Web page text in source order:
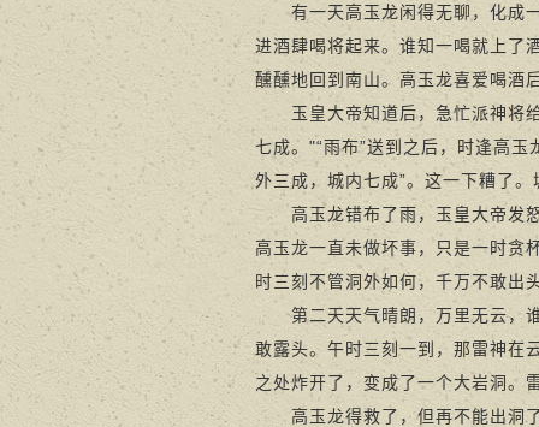
有一天高玉龙闲得无聊，化成一
进酒肆喝将起来。谁知一喝就上了
醺醺地回到南山。高玉龙喜爱喝酒
玉皇大帝知道后，急忙派神将给
七成。"“雨布”送到之后，时逢高
外三成，城内七成”。这一下糟了
高玉龙错布了雨，玉皇大帝发怒
高玉龙一直未做坏事，只是一时贪
时三刻不管洞外如何，千万不敢出
第二天天气晴朗，万里无云，谁
敢露头。午时三刻一到，那雷神在
之处炸开了，变成了一个大岩洞。
高玉龙得救了，但再不能出洞了